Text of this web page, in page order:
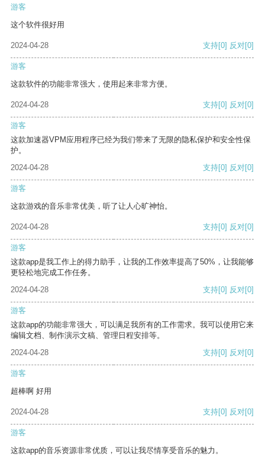
游客
这个软件很好用
2024-04-28 支持[0] 反对[0]
游客
这款软件的功能非常强大，使用起来非常方便。
2024-04-28 支持[0] 反对[0]
游客
这款加速器VPM应用程序已经为我们带来了无限的隐私保护和安全性保
护。
2024-04-28
支持[0] 反对[0]
游客
这款游戏的音乐非常优美，听了让人心旷神怡。
2024-04-28 支持[0] 反对[0]
游客
这款app是我工作上的得力助手，让我的工作效率提高了50%，让我能够
更轻松地完成工作任务。
2024-04-28
支持[0] 反对[0]
游客
这款app的功能非常强大，可以满足我所有的工作需求。我可以使用它来
编辑文档、制作演示文稿、管理日程安排等。
2024-04-28
支持[0] 反对[0]
游客
超棒啊 好用
2024-04-28 支持[0] 反对[0]
游客
这款app的音乐资源非常优质，可以让我尽情享受音乐的魅力。